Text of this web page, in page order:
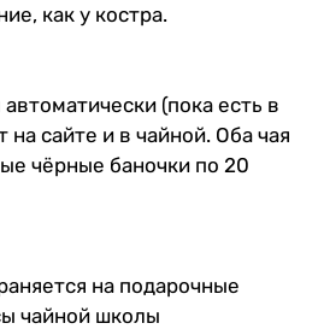
как у костра.
(пока есть в
на сайте и в чайной. Оба чая
чёрные баночки по 20
на подарочные
чайной школы